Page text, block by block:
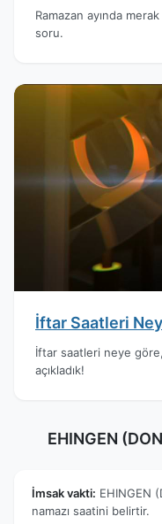
Ramazan ayında
soru.
İftar Saatleri
İftar saatleri neye
açıkladık!
EHINGEN
İmsak vakti: EHINGEN
namazı saatini belirtir.